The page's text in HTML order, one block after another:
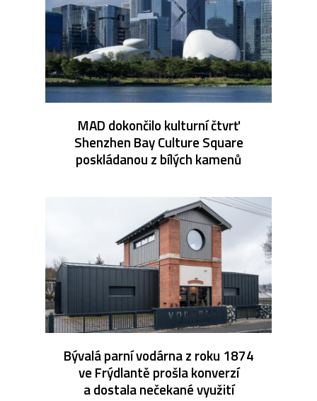
MAD dokončilo kulturní čtvrť
Shenzhen Bay Culture Square
poskládanou z bílých kamenů
Bývalá parní vodárna z roku 1874
ve Frýdlantě prošla konverzí
a dostala nečekané využití